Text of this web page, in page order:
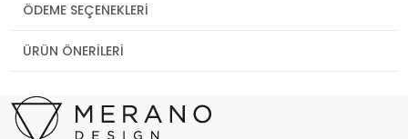
ÖDEME SEÇENEKLERI
ÜRÜN ÖNERILERI